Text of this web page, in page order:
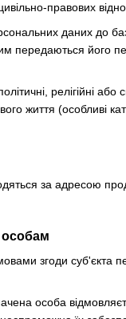
правових
даних до
передаються його
релігійні або
життя (особливі
за адресою
особам
згоди
особа